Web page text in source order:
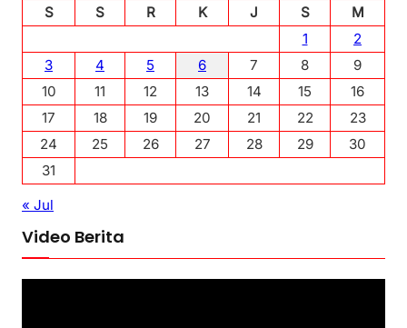
S
S R K J S
M
1
2
3
4 5 6 7 8
9
10
11 12 13 14 15
16
17
18 19 20 21 22
23
24
25 26 27 28 29
30
31
« Jul
Video Berita